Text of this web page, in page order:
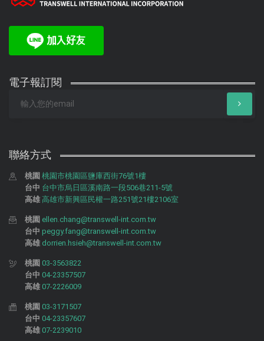
電子報訂閱
聯絡方式
桃園 桃園市桃園區鹽庫西街76號1樓
台中 台中市烏日區溪南路一段506巷211-5號
高雄 高雄市新興區民權一路251號21樓2106室
桃園 ellen.chang@transwell-int.com.tw
台中 peggy.fang@transwell-int.com.tw
高雄 dorrien.hsieh@transwell-int.com.tw
桃園 03-3563822
台中 04-23357507
高雄 07-2226009
桃園 03-3171507
台中 04-23357607
高雄 07-2239010